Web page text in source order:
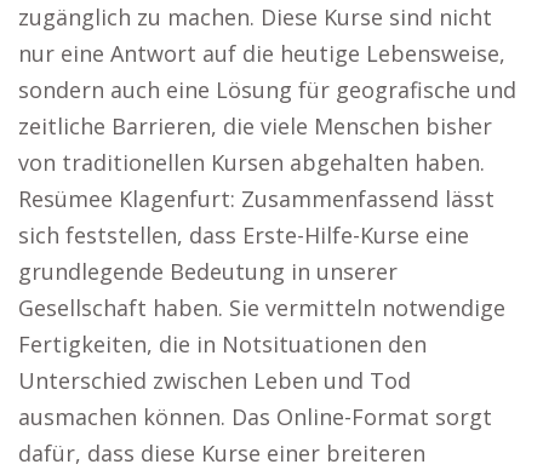
zugänglich zu machen. Diese Kurse sind nicht
nur eine Antwort auf die heutige Lebensweise,
sondern auch eine Lösung für geografische und
zeitliche Barrieren, die viele Menschen bisher
von traditionellen Kursen abgehalten haben.
Resümee Klagenfurt: Zusammenfassend lässt
sich feststellen, dass Erste-Hilfe-Kurse eine
grundlegende Bedeutung in unserer
Gesellschaft haben. Sie vermitteln notwendige
Fertigkeiten, die in Notsituationen den
Unterschied zwischen Leben und Tod
ausmachen können. Das Online-Format sorgt
dafür, dass diese Kurse einer breiteren